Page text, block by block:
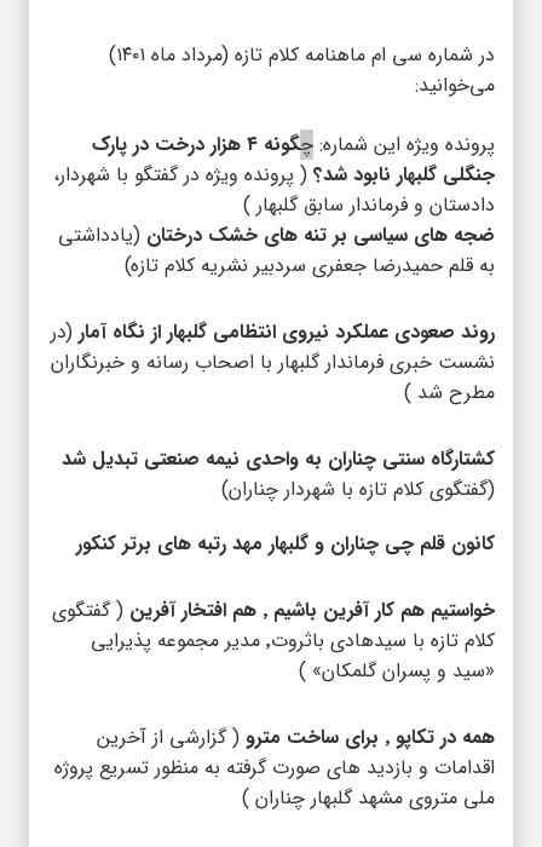
در شماره سی ام ماهنامه کلام تازه (مرداد ماه ۱۴۰۱)
می‌خوانید:
پرونده ویژه این شماره: چ
گونه ۴ هزار درخت در پارک
جنگلی گلبهار نابود شد؟ ( پرونده ویژه در گفتگو با شهردار،
دادستان و فرماندار سابق گلبهار )
ضجه های سیاسی بر تنه های خشک درختان (یادداشتی
به قلم حمیدرضا جعفری سردبیر نشریه کلام تازه)
روند صعودی عملکرد نیروی انتظامی گلبهار از نگاه آمار (در
نشست خبری فرماندار گلبهار با اصحاب رسانه و خبرنگاران
مطرح شد )
کشتارگاه سنتی چناران به واحدی نیمه صنعتی تبدیل شد
(گفتگوی کلام تازه با شهردار چناران)
کانون قلم چی چناران و گلبهار مهد رتبه های برتر کنکور
خواستیم هم کار آفرین باشیم ٬ هم افتخار آفرین
( گفتگوی
کلام تازه با سیدهادی باثروت٬ مدیر مجموعه پذیرایی
«سید و پسران گلمکان» )
همه در تکاپو ٬ برای ساخت مترو
( گزارشی از آخرین
اقدامات و بازدید های صورت گرفته به منظور تسریع پروژه
ملی متروی مشهد گلبهار چناران )